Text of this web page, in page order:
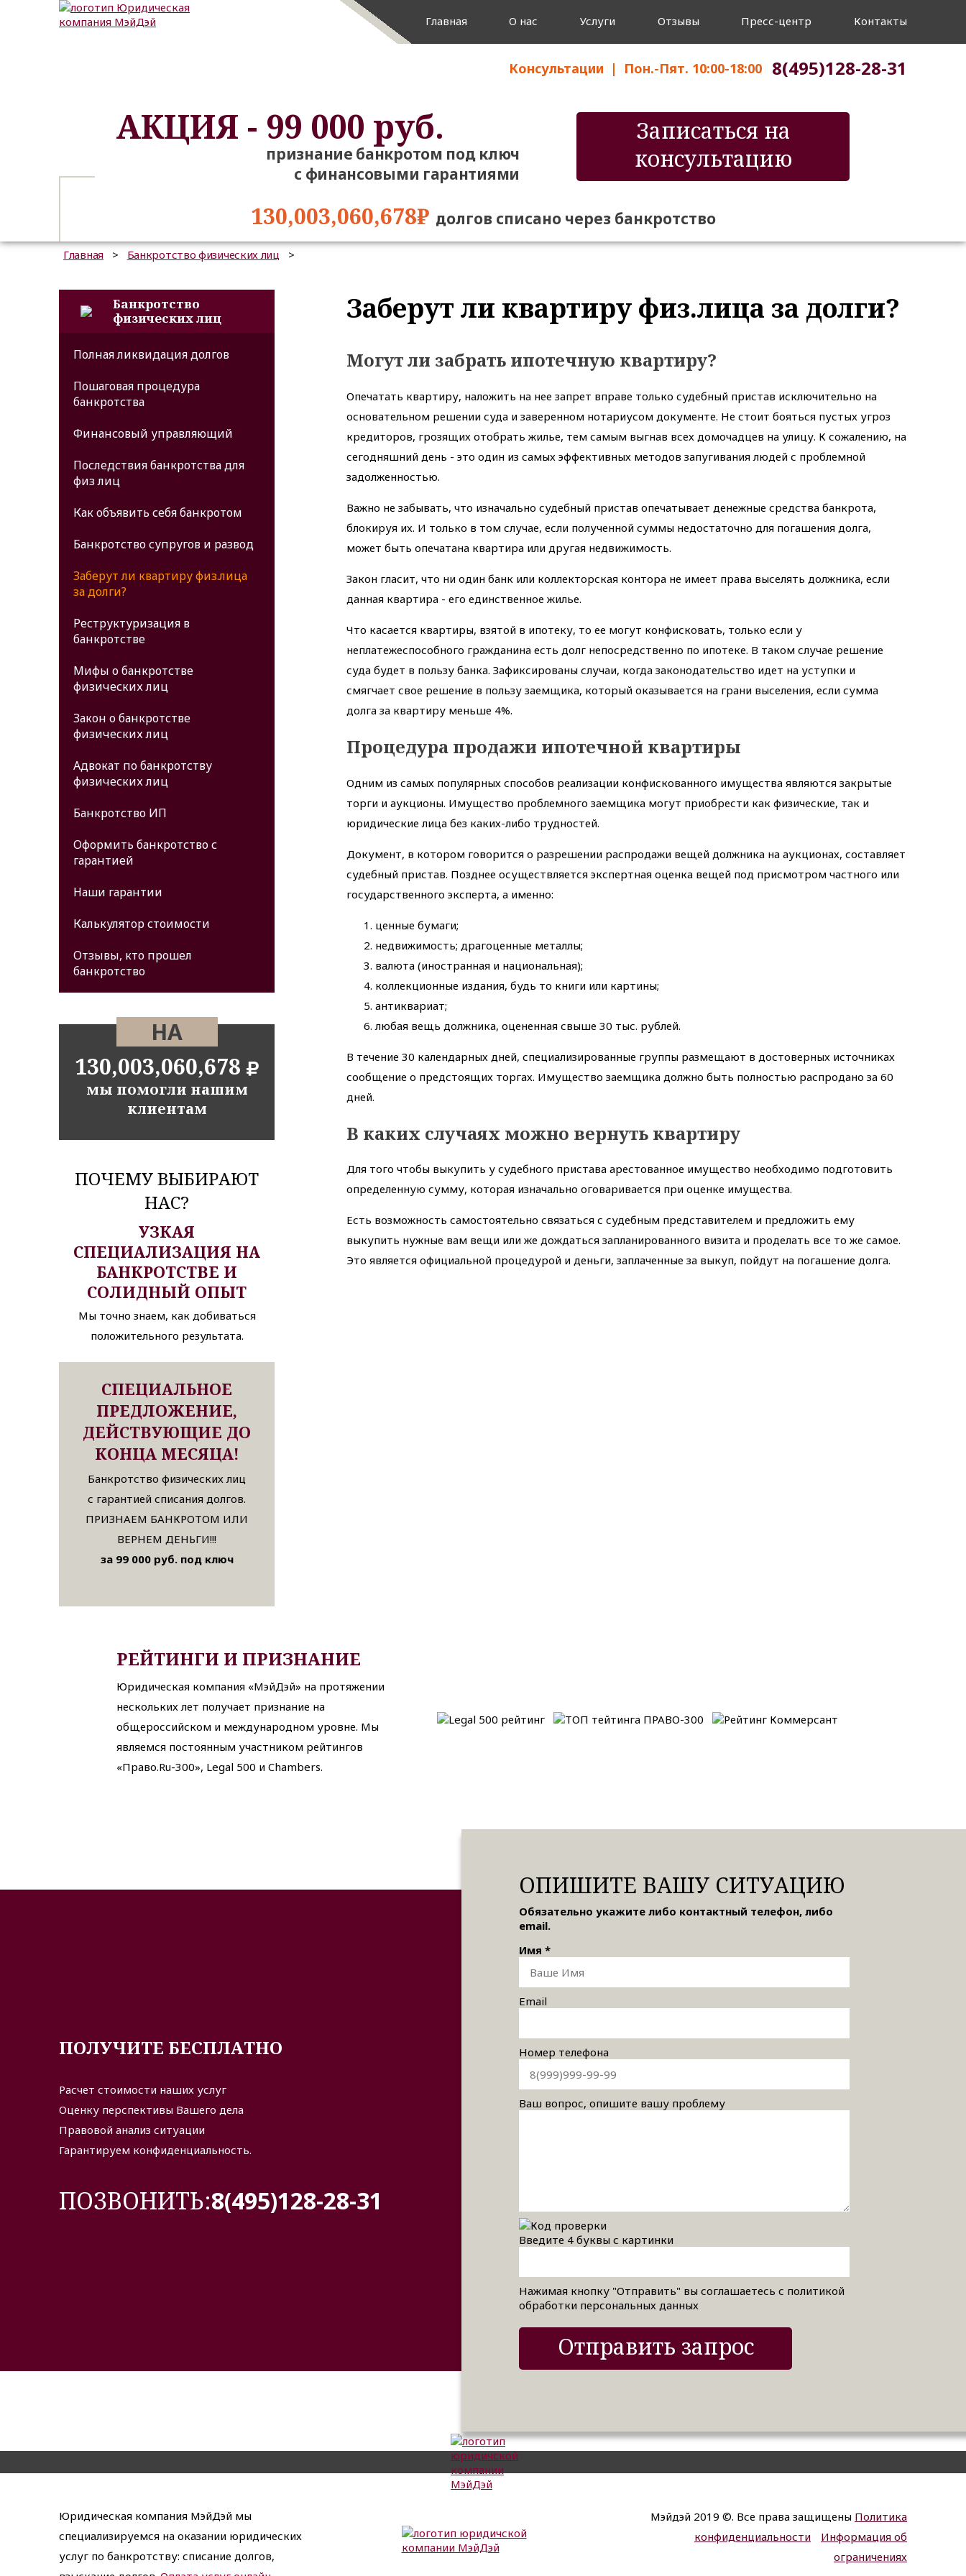
Главная О нас Услуги Отзывы Пресс-центр Контакты
Консультации | Пон.-Пят. 10:00-18:00 8(495)128-28-31
АКЦИЯ - 99 000 руб.
признание банкротом под ключ
с финансовыми гарантиями
Записаться на
консультацию
130,003,060,678₽ долгов списано через банкротство
Главная > Банкротство физических лиц >
Банкротство
физических лиц
Полная ликвидация долгов
Пошаговая процедура
банкротства
Финансовый управляющий
Последствия банкротства для
физ лиц
Как объявить себя банкротом
Банкротство супругов и развод
Заберут ли квартиру физ.лица
за долги?
Реструктуризация в
банкротстве
Мифы о банкротстве
физических лиц
Закон о банкротстве
физических лиц
Адвокат по банкротству
физических лиц
Банкротство ИП
Оформить банкротство с
гарантией
Наши гарантии
Калькулятор стоимости
Отзывы, кто прошел
банкротство
НА
130,003,060,678
мы помогли нашим
клиентам
ПОЧЕМУ ВЫБИРАЮТ
НАС?
УЗКАЯ
СПЕЦИАЛИЗАЦИЯ НА
БАНКРОТСТВЕ И
СОЛИДНЫЙ ОПЫТ
Мы точно знаем, как добиваться
положительного результата.
СПЕЦИАЛЬНОЕ
ПРЕДЛОЖЕНИЕ,
ДЕЙСТВУЮЩИЕ ДО
КОНЦА МЕСЯЦА!
Банкротство физических лиц
с гарантией списания долгов.
ПРИЗНАЕМ БАНКРОТОМ ИЛИ
ВЕРНЕМ ДЕНЬГИ!!!
за 99 000 руб. под ключ
Заберут ли квартиру физ.лица за долги?
Могут ли забрать ипотечную квартиру?
Опечатать квартиру, наложить на нее запрет вправе только судебный пристав исключительно на
основательном решении суда и заверенном нотариусом документе. Не стоит бояться пустых угроз
кредиторов, грозящих отобрать жилье, тем самым выгнав всех домочадцев на улицу. К сожалению, на
сегодняшний день - это один из самых эффективных методов запугивания людей с проблемной
задолженностью.
Важно не забывать, что изначально судебный пристав опечатывает денежные средства банкрота,
блокируя их. И только в том случае, если полученной суммы недостаточно для погашения долга,
может быть опечатана квартира или другая недвижимость.
Закон гласит, что ни один банк или коллекторская контора не имеет права выселять должника, если
данная квартира - его единственное жилье.
Что касается квартиры, взятой в ипотеку, то ее могут конфисковать, только если у
неплатежеспособного гражданина есть долг непосредственно по ипотеке. В таком случае решение
суда будет в пользу банка. Зафиксированы случаи, когда законодательство идет на уступки и
смягчает свое решение в пользу заемщика, который оказывается на грани выселения, если сумма
долга за квартиру меньше 4%.
Процедура продажи ипотечной квартиры
Одним из самых популярных способов реализации конфискованного имущества являются закрытые
торги и аукционы. Имущество проблемного заемщика могут приобрести как физические, так и
юридические лица без каких-либо трудностей.
Документ, в котором говорится о разрешении распродажи вещей должника на аукционах, составляет
судебный пристав. Позднее осуществляется экспертная оценка вещей под присмотром частного или
государственного эксперта, а именно:
ценные бумаги;
недвижимость; драгоценные металлы;
валюта (иностранная и национальная);
коллекционные издания, будь то книги или картины;
антиквариат;
любая вещь должника, оцененная свыше 30 тыс. рублей.
В течение 30 календарных дней, специализированные группы размещают в достоверных источниках
сообщение о предстоящих торгах. Имущество заемщика должно быть полностью распродано за 60
дней.
В каких случаях можно вернуть квартиру
Для того чтобы выкупить у судебного пристава арестованное имущество необходимо подготовить
определенную сумму, которая изначально оговаривается при оценке имущества.
Есть возможность самостоятельно связаться с судебным представителем и предложить ему
выкупить нужные вам вещи или же дождаться запланированного визита и проделать все то же самое.
Это является официальной процедурой и деньги, заплаченные за выкуп, пойдут на погашение долга.
РЕЙТИНГИ И ПРИЗНАНИЕ
Юридическая компания «МэйДэй» на протяжении
нескольких лет получает признание на
общероссийском и международном уровне. Мы
являемся постоянным участником рейтингов
«Право.Ru-300», Legal 500 и Chambers.
ПОЛУЧИТЕ БЕСПЛАТНО
Расчет стоимости наших услуг
Оценку перспективы Вашего дела
Правовой анализ ситуации
Гарантируем конфиденциальность.
ПОЗВОНИТЬ:8(495)128-28-31
ОПИШИТЕ ВАШУ СИТУАЦИЮ
Обязательно укажите либо контактный телефон, либо
email.
Имя *
Email
Номер телефона
Ваш вопрос, опишите вашу проблему
Введите 4 буквы с картинки
Нажимая кнопку "Отправить" вы соглашаетесь с политикой
обработки персональных данных
Отправить запрос
Юридическая компания МэйДэй мы
специализируемся на оказании юридических
услуг по банкротству: списание долгов,
Мэйдэй 2019 ©. Все права защищены Политика
конфиденциальности
Информация об
ограничениях